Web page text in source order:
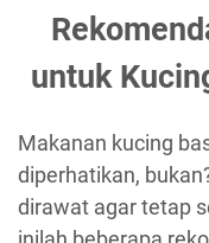
untuk
Makanan kucing
diperhatikan,
dirawat agar tetap